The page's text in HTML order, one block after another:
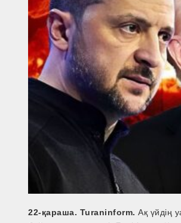
22-қараша. Turaninform. Ақ үйдің